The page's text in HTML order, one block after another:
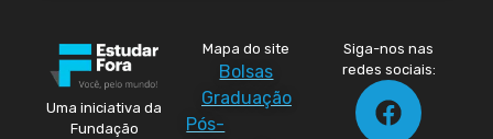
Uma iniciativa da
Fundação
Mapa do site
Bolsas
Graduação
Pós-
Siga-nos nas
redes sociais: